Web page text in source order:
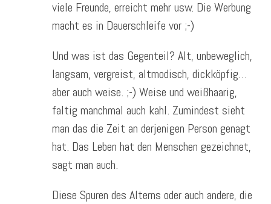
viele Freunde, erreicht mehr usw. Die Werbung
macht es in Dauerschleife vor ;-)
Und was ist das Gegenteil? Alt, unbeweglich,
langsam, vergreist, altmodisch, dickköpfig…
aber auch weise. ;-) Weise und weißhaarig,
faltig manchmal auch kahl. Zumindest sieht
man das die Zeit an derjenigen Person genagt
hat. Das Leben hat den Menschen gezeichnet,
sagt man auch.
Diese Spuren des Alterns oder auch andere, die